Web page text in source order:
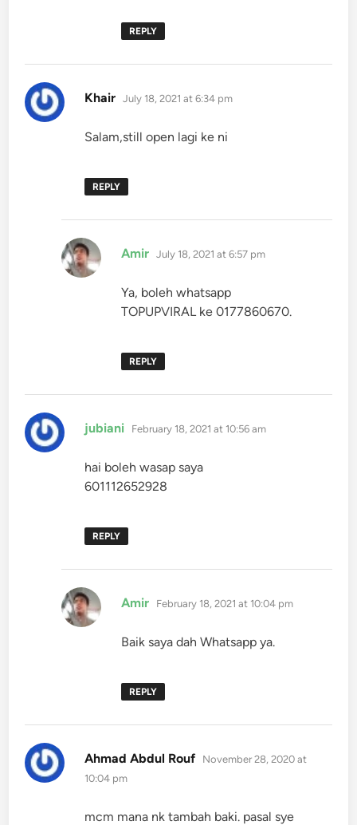
REPLY
Khair says:
July 18, 2021 at 6:34 pm
Salam,still open lagi ke ni
REPLY
Amir says:
July 18, 2021 at 6:57 pm
Ya, boleh whatsapp
TOPUPVIRAL ke 0177860670.
REPLY
jubiani says:
February 18, 2021 at 10:56 am
hai boleh wasap saya
601112652928
REPLY
Amir says:
February 18, 2021 at 10:04 pm
Baik saya dah Whatsapp ya.
REPLY
Ahmad Abdul Rouf says:
November 28, 2020 at
10:04 pm
mcm mana nk tambah baki. pasal sye